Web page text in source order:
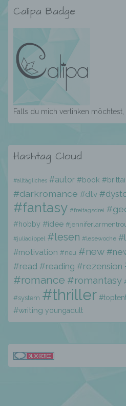
Calipa Badge
Falls du mich verlinken
Hashtag Cloud
#alltägliches #autor #book
#darkromance #dtv
#fantasy #freitagsdrei
#hobby #idee
#juliadippel #lesen #lesewoche
#motivation #neu #new
#read #reading #rezension
#romance #romantasy
#system #thriller
#writing youngadult
Verknüpfung, die
Löschen oder die
d) Einschränkung der
Einschränkung der
Markierung
personenbezogener
künftige Verarbeitung
e) Profiling
Profiling ist jede Art
Verarbeitung
darin besteht, dass
personenbezogenen
werden, um bestimmte
die sich auf eine
zu bewerten,
bezüglich
Lage, Gesundheit,
Interessen,
Aufenthaltsort oder
natürlichen Person zu